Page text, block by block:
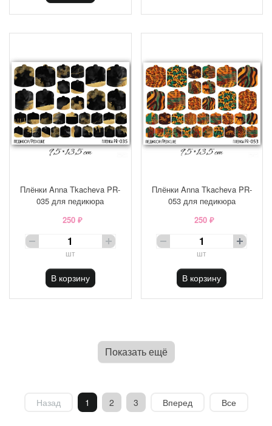
Плёнки Anna Tkacheva PR-
035 для педикюра
250 ₽
шт
В корзину
Плёнки Anna Tkacheva PR-
053 для педикюра
250 ₽
шт
В корзину
Показать ещё
Назад 1 2 3 Вперед Все